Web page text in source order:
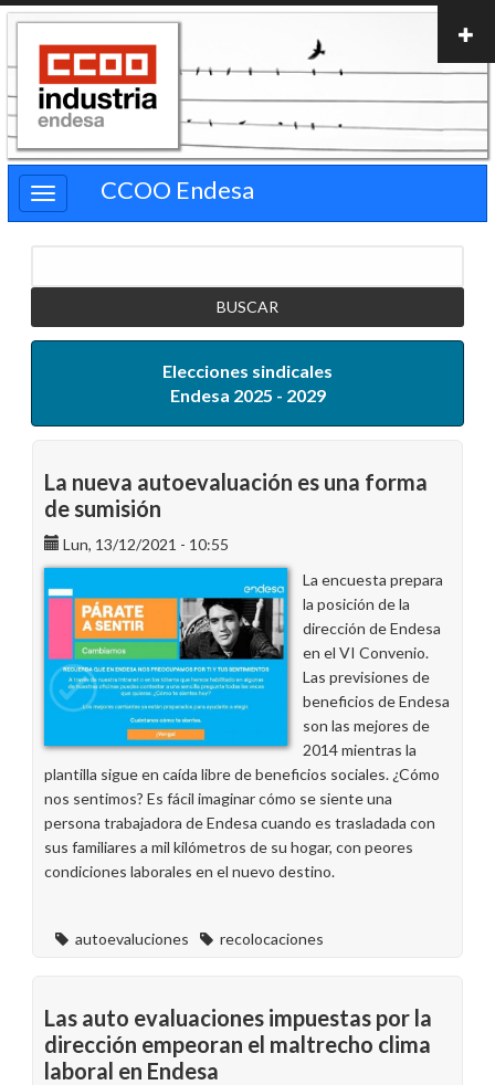
Pasar
contenido
principal
CCOO Endesa
Elecciones sindicales
Endesa 2025 - 2029
La nueva autoevaluación es una forma
de sumisión
Lun, 13/12/2021 - 10:55
La encuesta prepara
la posición de la
dirección de Endesa
en el VI Convenio.
Las previsiones de
beneficios de Endesa
son las mejores de
2014 mientras la
plantilla sigue en caída libre de beneficios sociales. ¿Cómo
nos sentimos? Es fácil imaginar cómo se siente una
persona trabajadora de Endesa cuando es trasladada con
sus familiares a mil kilómetros de su hogar, con peores
condiciones laborales en el nuevo destino.
autoevaluciones recolocaciones
Las auto evaluaciones impuestas por la
dirección empeoran el maltrecho clima
laboral en Endesa